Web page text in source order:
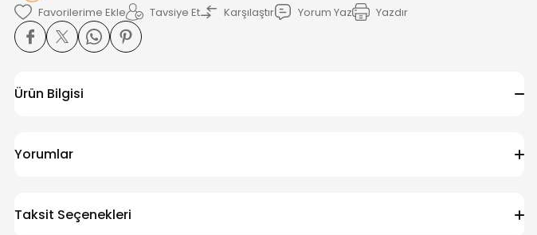
Tavsiye Et Karşılaştır Yorum Yaz Yazdır
Ürün Bilgisi
Yorumlar
Taksit Seçenekleri